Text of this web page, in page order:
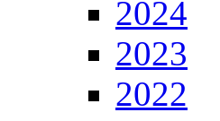
2024
2023
2022